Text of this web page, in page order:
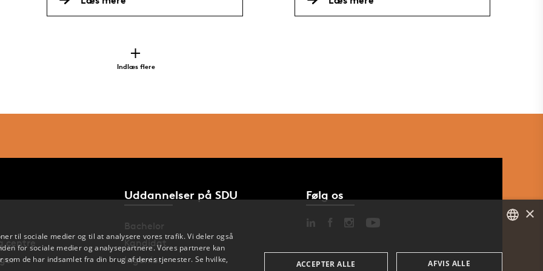
Indlæs flere
centre
Uddannelser på SDU
Bachelor
Kandidat
Ingeniør
Følg os
×
til sociale medier og til at analysere vores trafik. Vi deler også
for sociale medier og analysepartnere. Vores partnere kan
de har indsamlet fra din brug af deres tjenester. Se hvilke,
ACCEPTER ALLE AFVIS ALLE